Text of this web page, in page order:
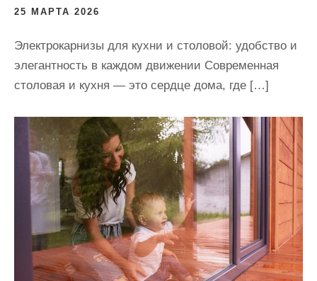
25 МАРТА 2026
Электрокарнизы для кухни и столовой: удобство и
элегантность в каждом движении Современная
столовая и кухня — это сердце дома, где […]